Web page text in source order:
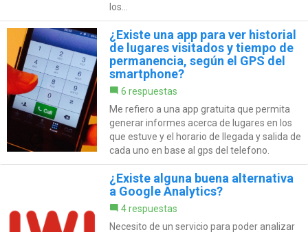
los...
¿Existe una app para ver historial
de lugares visitados y tiempo de
permanencia, según el GPS del
smartphone?
6 respuestas
Me refiero a una app gratuita que permita
generar informes acerca de lugares en los
que estuve y el horario de llegada y salida de
cada uno en base al gps del telefono.
¿Existe alguna buena alternativa
a Google Analytics?
4 respuestas
Necesito de un servicio para poder analizar